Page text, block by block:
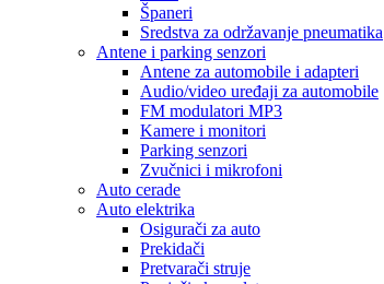
Španeri
Sredstva za održavanje pneumatika
Antene i parking senzori
Antene za automobile i adapteri
Audio/video uređaji za automobile
FM modulatori MP3
Kamere i monitori
Parking senzori
Zvučnici i mikrofoni
Auto cerade
Auto elektrika
Osigurači za auto
Prekidači
Pretvarači struje